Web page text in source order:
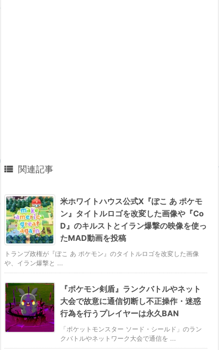
 関連記事
米ホワイトハウス公式X『ぽこ あ ポケモ
ン』タイトルロゴを改変した画像や『Co
D』のキルストとイラン爆撃の映像を使っ
たMAD動画を投稿
トランプ政権が『ぽこ あ ポケモン』のタイトルロゴを改変した画像
や、イラン爆撃と ...
『ポケモン剣盾』ランクバトルやネット
大会で故意に通信切断し不正操作・迷惑
行為を行うプレイヤーは永久BAN
「ポケットモンスター ソード・シールド」のラン
クバトルやネットワーク大会で通信を ...